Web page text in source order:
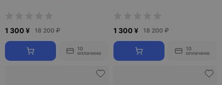
1 300 ¥ 18 200 ₽
10
оплачено
1 300 ¥ 18 200 ₽
10
оплачено